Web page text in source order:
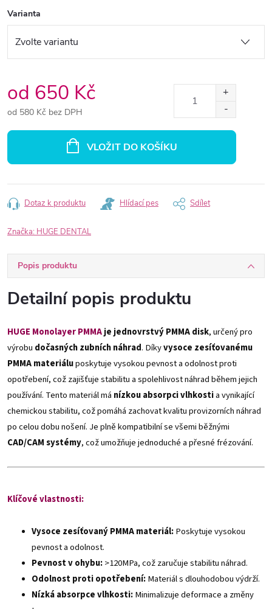
Varianta
od 650 Kč
od 580 Kč bez DPH
VLOŽIT DO KOŠÍKU
Dotaz k produktu Hlídací pes Sdílet
Značka: HUGE DENTAL
Popis produktu
Detailní popis produktu
HUGE Monolayer PMMAje jednovrstvý PMMA disk, určený pro
výrobu dočasných zubních náhrad. Díkyvysoce zesíťovanému
PMMA materiáluposkytuje vysokou pevnost a odolnost proti
opotřebení, což zajišťuje stabilitu a spolehlivost náhrad během jejich
používání. Tento materiál má nízkou absorpci vlhkostia vynikající
chemickou stabilitu, což pomáhá zachovat kvalitu provizorních náhrad
po celou dobu nošení. Je plně kompatibilní se všemi běžnými
CAD/CAM systémy, což umožňuje jednoduché a přesné frézování.
Klíčové vlastnosti:
Vysoce zesíťovaný PMMA materiál:Poskytuje vysokou
pevnost a odolnost.
Pevnost v ohybu:>120MPa, což zaručuje stabilitu náhrad.
Odolnost proti opotřebení:Materiál s dlouhodobou výdrží.
Nízká absorpce vlhkosti:Minimalizuje deformace a změny